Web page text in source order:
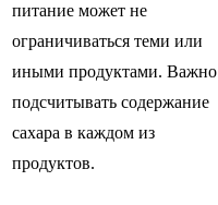
питание может не
ограничиваться теми или
иными продуктами. Важно
подсчитывать содержание
сахара в каждом из
продуктов.